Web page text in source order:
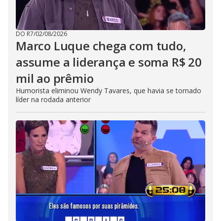
DO R7/02/08/2026
Marco Luque chega com tudo,
assume a liderança e soma R$ 20
mil ao prêmio
Humorista eliminou Wendy Tavares, que havia se tornado
líder na rodada anterior